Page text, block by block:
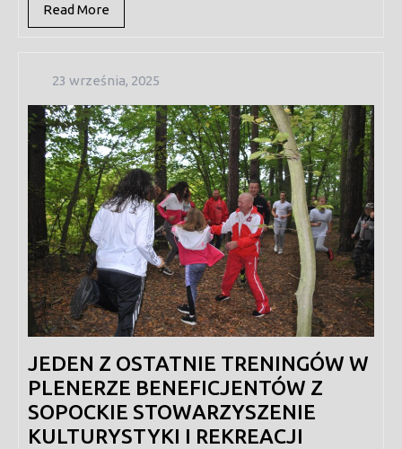
Read More
More
23 września, 202523
2025
JEDEN Z OSTATNIE TRENINGÓW W
PLENERZE BENEFICJENTÓW Z
SOPOCKIE STOWARZYSZENIE
KULTURYSTYKI I REKREACJI